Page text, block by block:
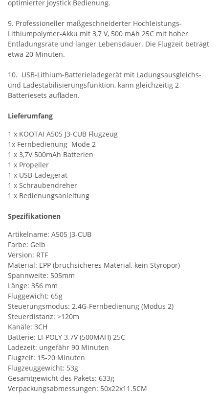
optimierter Joystick Bedienung.
9. Professioneller maßgeschneiderter Hochleistungs-
Lithiumpolymer-Akku mit 3,7 V, 500 mAh 25C mit hoher
Entladungsrate und langer Lebensdauer. Die Flugzeit beträgt
etwa 20 Minuten.
10. USB-Lithium-Batterieladegerät mit Ladungsausgleichs-
und Ladestabilisierungsfunktion, kann gleichzeitig 2
Batteriesets aufladen.
Lieferumfang
1 x KOOTAI A505 J3-CUB Flugzeug
1x Fernbedienung Mode 2
1 x 3,7V 500mAh Batterien
1 x Propeller
1 x USB-Ladegerät
1 x Schraubendreher
1 x Bedienungsanleitung
Spezifikationen
Artikelname: A505 J3-CUB
Farbe: Gelb
Version: RTF
Material: EPP (bruchsicheres Material, kein Styropor)
Spannweite: 505mm
Länge: 356 mm
Fluggewicht: 65g
Steuerungsmodus: 2.4G-Fernbedienung (Modus 2)
Steuerdistanz: >120m
Kanäle: 3CH
Batterie: LI-POLY 3.7V (500MAH) 25C
Ladezeit: ungefähr 90 Minuten
Flugzeit: 15-20 Minuten
Flugzeuggewicht: 53g
Gesamtgewicht des Pakets: 633g
Verpackungsabmessungen: 50x22x11.5CM